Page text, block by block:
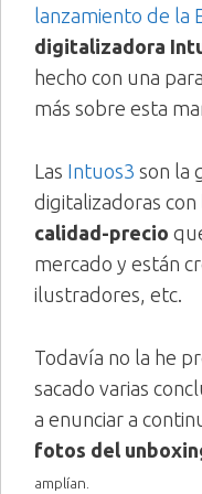
lanzamiento de la
digitalizadora
hecho con una
más sobre esta
Las Intuos3 son la
digitalizadoras con
calidad-precio
mercado y están
ilustradores, etc.
Todavía no la he
sacado varias
a enunciar a
fotos del
amplían.